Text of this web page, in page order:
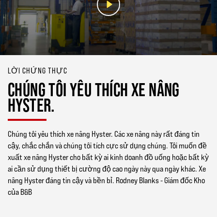
LỜI CHỨNG THỰC
CHÚNG TÔI YÊU THÍCH XE NÂNG
HYSTER.
Chúng tôi yêu thích xe nâng Hyster. Các xe nâng này rất đáng tin
cậy, chắc chắn và chúng tôi tích cực sử dụng chúng. Tôi muốn đề
xuất xe nâng Hyster cho bất kỳ ai kinh doanh đồ uống hoặc bất kỳ
ai cần sử dụng thiết bị cường độ cao ngày này qua ngày khác. Xe
nâng Hyster đáng tin cậy và bền bỉ. Rodney Blanks - Giám đốc Kho
của B&B